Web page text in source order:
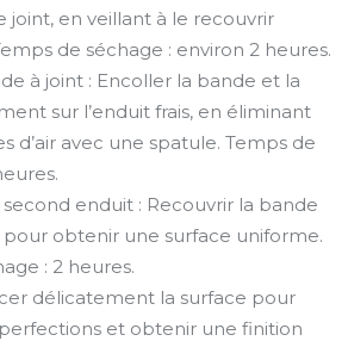
joint, en veillant à le recouvrir
de séchage : environ 2 heures.
à joint : Encoller la bande et la
sur l’enduit frais, en éliminant
d’air avec une spatule. Temps de
enduit : Recouvrir la bande
pour obtenir une surface uniforme.
: 2 heures.
délicatement la surface pour
et obtenir une finition